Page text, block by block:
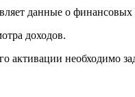
данные о
доходов.
активации необходимо